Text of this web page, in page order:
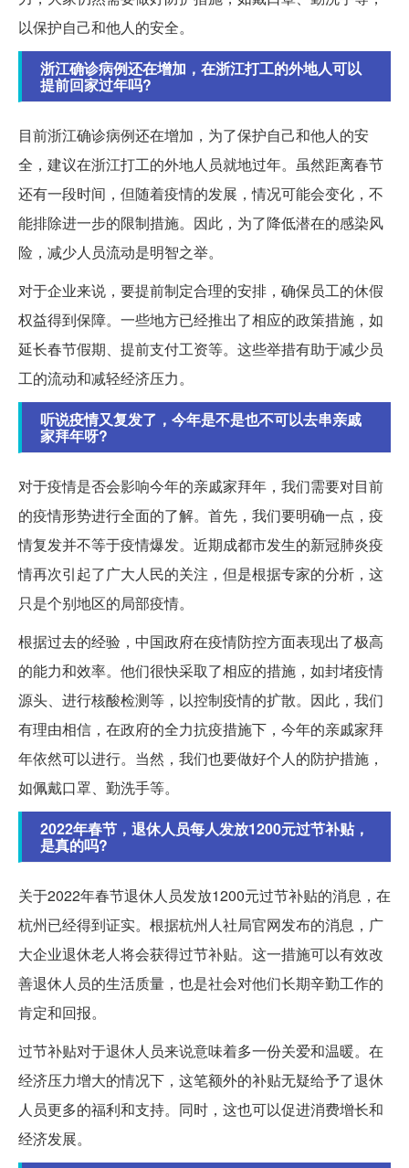
以保护自己和他人的安全。
浙江确诊病例还在增加，在浙江打工的外地人可以
提前回家过年吗?
目前浙江确诊病例还在增加，为了保护自己和他人的安
全，建议在浙江打工的外地人员就地过年。虽然距离春节
还有一段时间，但随着疫情的发展，情况可能会变化，不
能排除进一步的限制措施。因此，为了降低潜在的感染风
险，减少人员流动是明智之举。
对于企业来说，要提前制定合理的安排，确保员工的休假
权益得到保障。一些地方已经推出了相应的政策措施，如
延长春节假期、提前支付工资等。这些举措有助于减少员
工的流动和减轻经济压力。
听说疫情又复发了，今年是不是也不可以去串亲戚
家拜年呀?
对于疫情是否会影响今年的亲戚家拜年，我们需要对目前
的疫情形势进行全面的了解。首先，我们要明确一点，疫
情复发并不等于疫情爆发。近期成都市发生的新冠肺炎疫
情再次引起了广大人民的关注，但是根据专家的分析，这
只是个别地区的局部疫情。
根据过去的经验，中国政府在疫情防控方面表现出了极高
的能力和效率。他们很快采取了相应的措施，如封堵疫情
源头、进行核酸检测等，以控制疫情的扩散。因此，我们
有理由相信，在政府的全力抗疫措施下，今年的亲戚家拜
年依然可以进行。当然，我们也要做好个人的防护措施，
如佩戴口罩、勤洗手等。
2022年春节，退休人员每人发放1200元过节补贴，
是真的吗?
关于2022年春节退休人员发放1200元过节补贴的消息，在
杭州已经得到证实。根据杭州人社局官网发布的消息，广
大企业退休老人将会获得过节补贴。这一措施可以有效改
善退休人员的生活质量，也是社会对他们长期辛勤工作的
肯定和回报。
过节补贴对于退休人员来说意味着多一份关爱和温暖。在
经济压力增大的情况下，这笔额外的补贴无疑给予了退休
人员更多的福利和支持。同时，这也可以促进消费增长和
经济发展。